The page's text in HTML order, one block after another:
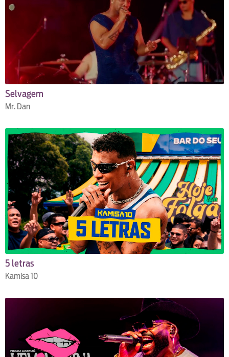
Selvagem
Mr. Dan
5 letras
Kamisa 10